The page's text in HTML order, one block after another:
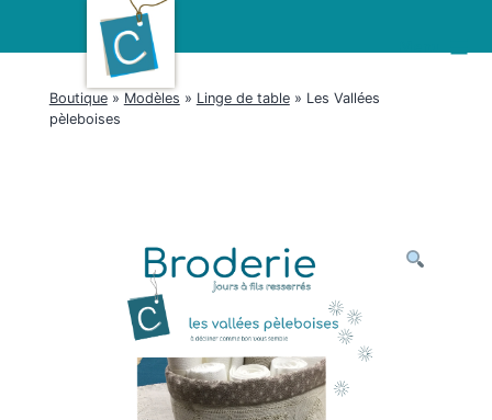
Menu
Boutique» Modèles » Linge de table» Les Vallées
pèleboises